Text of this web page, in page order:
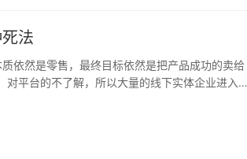
法
依然是零售，最终目标依然是把产品成功的卖给
平台的不了解，所以大量的线下实体企业进入电